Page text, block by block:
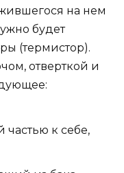
на нем
будет
(термистор).
отверткой и
к себе,